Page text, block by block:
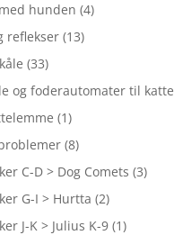
hunden (4)
reflekser (13)
(33)
og foderautomater til katte
(1)
(8)
C-D > Dog Comets (3)
G-I > Hurtta (2)
J-K > Julius K-9 (1)